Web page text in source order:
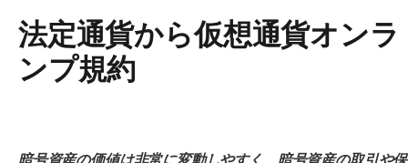
法定通貨から仮想通貨オンラ
ンプ規約
暗号資産の価値は非常に変動しやすく、暗号資産の取引や